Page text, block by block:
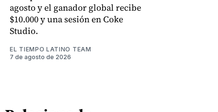
agosto y el ganador global recibe
$10.000 y una sesión en Coke
Studio.
EL TIEMPO LATINO TEAM
7 de agosto de 2026